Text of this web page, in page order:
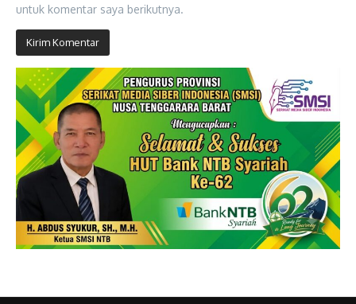
untuk komentar saya berikutnya.